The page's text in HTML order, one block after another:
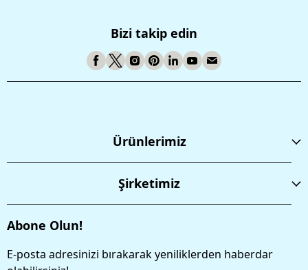
Bizi takip edin
Ürünlerimiz
Şirketimiz
Abone Olun!
E-posta adresinizi bırakarak yeniliklerden haberdar